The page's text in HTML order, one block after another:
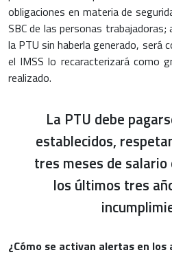
obligaciones en materia de
SBC de las personas
la PTU sin haberla generado, será
el IMSS lo recaracterizará como
realizado.
La PTU debe
establecidos,
tres meses de
los últimos tres
¿Cómo se activan alertas en los